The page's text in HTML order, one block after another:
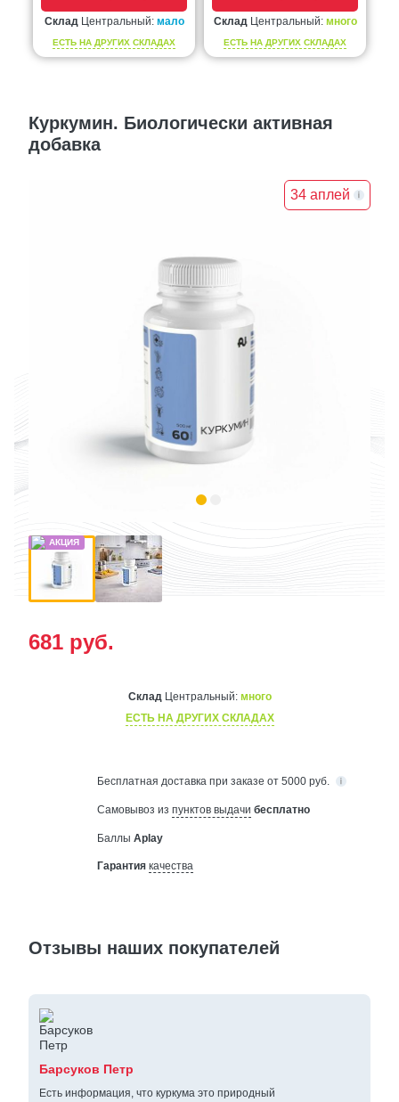
СкладЦентральный: мало
ЕСТЬ НА ДРУГИХ СКЛАДАХ
СкладЦентральный: много
ЕСТЬ НА ДРУГИХ СКЛАДАХ
Куркумин. Биологически активная
добавка
34 аплей
681 руб.
СкладЦентральный: много
ЕСТЬ НА ДРУГИХ СКЛАДАХ
Бесплатная доставка при заказе от 5000 руб.
Самовывоз из пунктов выдачи бесплатно
Баллы Aplay
Гарантия качества
Отзывы наших покупателей
Барсуков Петр
Есть информация, что куркума это природный